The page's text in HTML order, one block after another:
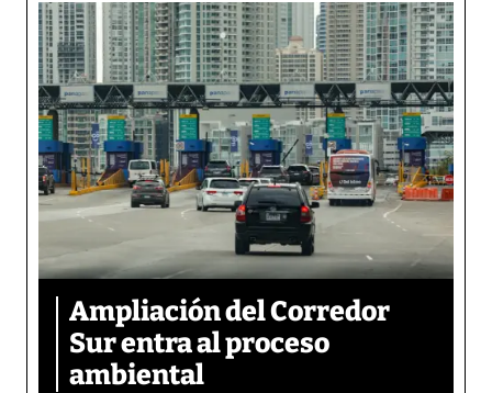
Ampliación del Corredor
Sur entra al proceso
ambiental